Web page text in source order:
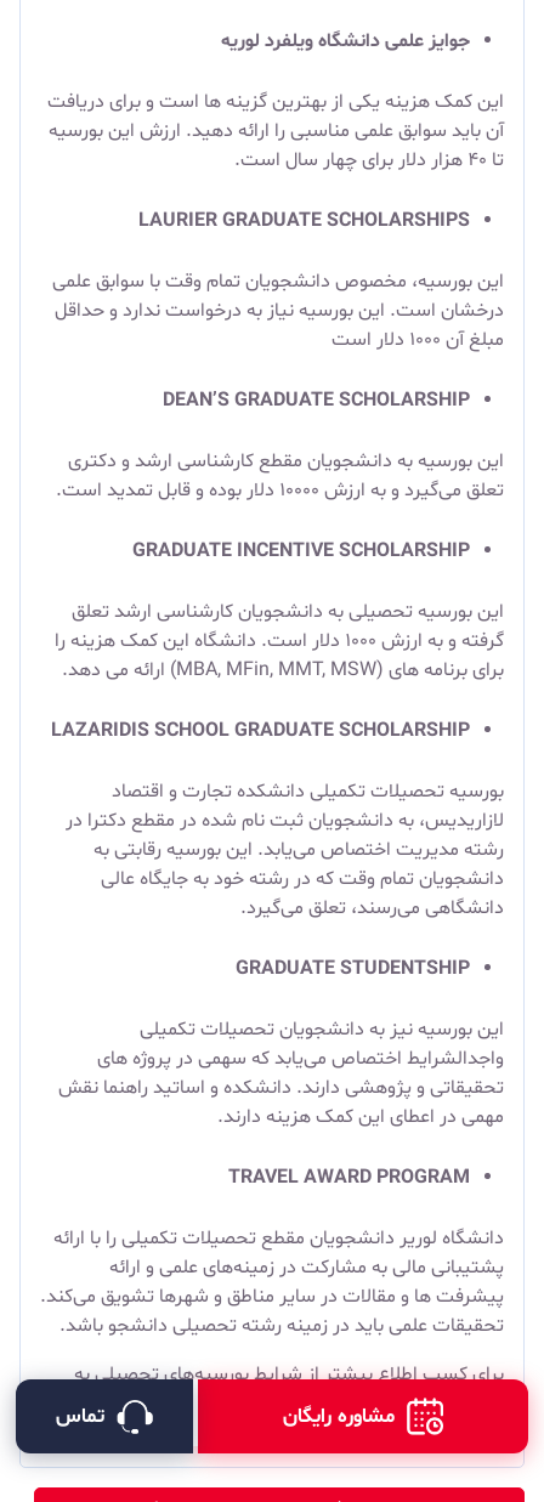
جوایز علمی دانشگاه ویلفرد لوریه
این کمک هزینه یکی از بهترین گزینه ها است و برای دریافت
آن باید سوابق علمی مناسبی را ارائه دهید. ارزش این بورسیه
تا ۴۰ هزار دلار برای چهار سال است.
LAURIER GRADUATE SCHOLARSHIPS
این بورسیه، مخصوص دانشجویان تمام وقت با سوابق علمی
درخشان است. این بورسیه نیاز به درخواست ندارد و حداقل
مبلغ آن ۱۰۰۰ دلار است
DEAN’S GRADUATE SCHOLARSHIP
این بورسیه به دانشجویان مقطع کارشناسی ارشد و دکتری
تعلق می‌گیرد و به ارزش ۱۰۰۰۰ دلار بوده و قابل تمدید است.
GRADUATE INCENTIVE SCHOLARSHIP
این بورسیه تحصیلی به دانشجویان کارشناسی ارشد تعلق
گرفته و به ارزش ۱۰۰۰ دلار است. دانشگاه این کمک هزینه را
برای برنامه های (MBA, MFin, MMT, MSW) ارائه می دهد.
LAZARIDIS SCHOOL GRADUATE SCHOLARSHIP
بورسیه تحصیلات تکمیلی دانشکده تجارت و اقتصاد
لازاریدیس، به دانشجویان ثبت نام شده در مقطع دکترا در
رشته مدیریت اختصاص می‌یابد. این بورسیه رقابتی به
دانشجویان تمام وقت که در رشته خود به جایگاه عالی
دانشگاهی می‌رسند، تعلق می‌گیرد.
GRADUATE STUDENTSHIP
این بورسیه نیز به دانشجویان تحصیلات تکمیلی
واجدالشرایط اختصاص می‌یابد که سهمی در پروژه های
تحقیقاتی و پژوهشی دارند. دانشکده و اساتید راهنما نقش
مهمی در اعطای این کمک هزینه دارند.
TRAVEL AWARD PROGRAM
دانشگاه لوریر دانشجویان مقطع تحصیلات تکمیلی را با ارائه
پشتیبانی مالی به مشارکت در زمینه‌های علمی و ارائه
پیشرفت ها و مقالات در سایر مناطق و شهرها تشویق می‌کند.
تحقیقات علمی باید در زمینه رشته تحصیلی دانشجو باشد.
برای کسب اطلاع بیشتر از شرایط بورسیه‌های تحصیلی به
بورسیه دانشجویان بین المللی
در سایت دانشگاه
ویلفرد لوریر مراجعه فرمایید.
مشاوره رایگان تماس